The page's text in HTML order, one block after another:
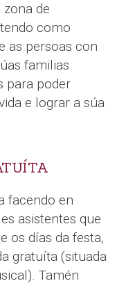
de
como
as persoas con
familias
para poder
e lograr a súa
facendo en
asistentes que
os días da festa,
gratuíta (situada
Tamén